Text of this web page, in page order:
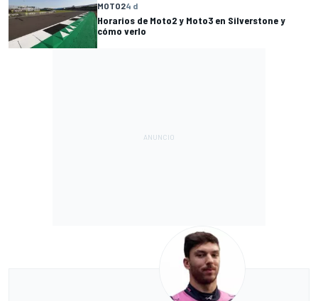
MOTO24 d
Horarios de Moto2 y Moto3 en Silverstone y
cómo verlo